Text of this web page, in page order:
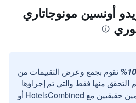
أونسين مونوجاتاري
نقوم بجمع وعرض التقييمات من
التحقق منها فقط والتي تم إجراؤها
بواسطة مستخدمين حقيقيين مع HotelsCombined أو